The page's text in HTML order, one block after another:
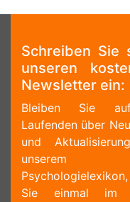
Schreiben Sie
unseren
Newsletter ein:
Bleiben Sie
Laufenden über
und
unserem
Sie einmal im